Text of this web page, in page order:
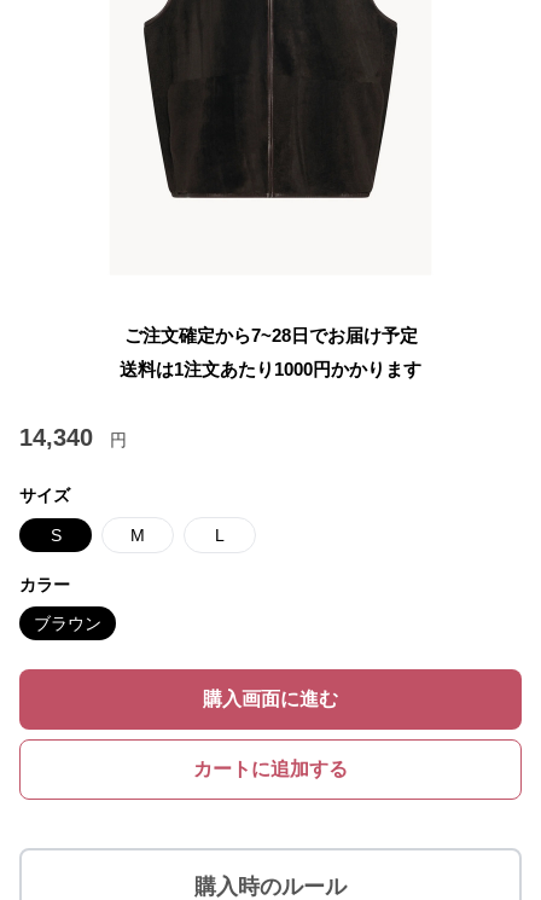
ご注文確定から7~28日でお届け予定
送料は1注文あたり 1000円かかります
14,340 円
サイズ
S M L
カラー
ブラウン
購入画面に進む
カートに追加する
購入時のルール